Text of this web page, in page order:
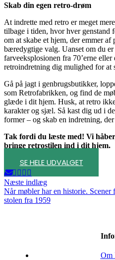
Skab din egen retro-drøm
At indrette med retro er meget
tilbage i tiden, hvor hver
om at skabe et hjem, der emmer af
bæredygtige valg. Uanset om du
farveeksplosionen fra 70’erne
retroindretning dig mulighed for at
Gå på jagt i genbrugsbutikker,
som Retrofabrikken, og find de
glæde i dit hjem. Husk, at retro
karakter og sjæl. Så kast dig ud i
former – og skab en indretning,
Tak fordi du læste med! Vi
bringe retrostilen ind i dit hjem.
SE HELE UDVALGET
Næste indlæg
Når møbler har en historie.
stolen fra 1959
Om